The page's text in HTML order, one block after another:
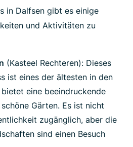
in Dalfsen gibt es einige
und Aktivitäten zu
(Kasteel Rechteren): Dieses
ist eines der ältesten in den
eine beeindruckende
Gärten. Es ist nicht
zugänglich, aber die
sind einen Besuch